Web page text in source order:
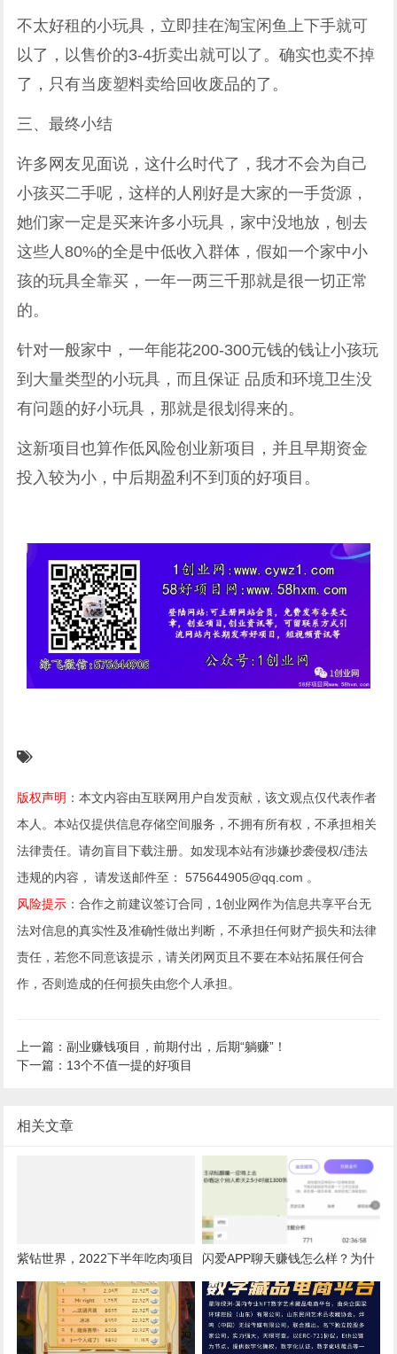
不太好租的小玩具，立即挂在淘宝闲鱼上下手就可
以了，以售价的3-4折卖出就可以了。确实也卖不掉
了，只有当废塑料卖给回收废品的了。
三、最终小结
许多网友见面说，这什么时代了，我才不会为自己
小孩买二手呢，这样的人刚好是大家的一手货源，
她们家一定是买来许多小玩具，家中没地放，刨去
这些人80%的全是中低收入群体，假如一个家中小
孩的玩具全靠买，一年一两三千那就是很一切正常
的。
针对一般家中，一年能花200-300元钱的钱让小孩玩
到大量类型的小玩具，而且保证 品质和环境卫生没
有问题的好小玩具，那就是很划得来的。
这新项目也算作低风险创业新项目，并且早期资金
投入较为小，中后期盈利不到顶的好项目。
版权声明 ：本文内容由互联网用户自发贡献，该文观点仅代表作者
本人。本站仅提供信息存储空间服务，不拥有所有权，不承担相关
法律责任。请勿盲目下载注册。如发现本站有涉嫌抄袭侵权/违法
违规的内容， 请发送邮件至： 575644905@qq.com 。
风险提示 ：合作之前建议签订合同，1创业网作为信息共享平台无
法对信息的真实性及准确性做出判断，不承担任何财产损失和法律
责任，若您不同意该提示，请关闭网页且不要在本站拓展任何合
作，否则造成的任何损失由您个人承担。
上一篇：副业赚钱项目，前期付出，后期“躺赚”！
下一篇：13个不值一提的好项目
相关文章
紫钻世界，2022下半年吃肉项目
闪爱APP聊天赚钱怎么样？为什
么那么火？曝光闪爱平台每日收
益情况